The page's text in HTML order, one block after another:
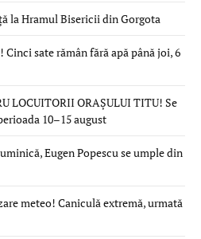
la Hramul Bisericii din Gorgota
Cinci sate rămân fără apă până joi, 6
LOCUITORII ORAȘULUI TITU! Se
10–15 august
Eugen Popescu se umple din
meteo! Caniculă extremă, urmată